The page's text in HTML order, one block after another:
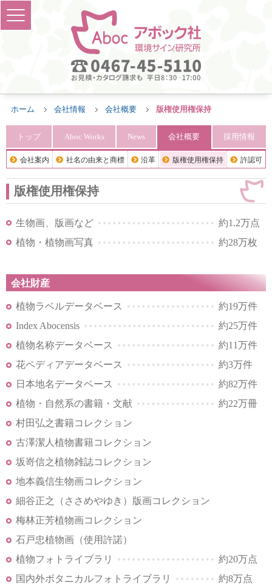
ホーム 会社情報 会社概要 版権使用権保持
トップ Aboc Works News 会社概要 採用情報
会社案内 社名の由来と商標 沿革 版権使用権保持 許認可
版権使用権保持
生物画、版画など
約1.2万点
植物・植物画写真
約28万枚
会社財産
植物ラベルデータベース
約19万件
Index Abocensis
約25万件
植物名称データベース
約11万件
花ペディアデータベース
約3万件
日本地名データベース
約82万件
植物・自然系の書籍・文献
約22万冊
村田弘之書籍コレクション
古澤潔人植物書籍コレクション
坂嵜信之植物雑誌コレクション
地本義信生物画コレクション
細谷正之（ささめやゆき）版画コレクション
梅林正芳植物画コレクション
石戸忠植物画（使用許諾）
植物フォトライブラリ
約20万点
国内外ボタニカルフォトライブラリ
約8万点